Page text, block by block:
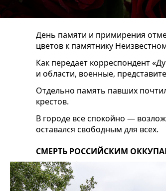
День памяти и примирения
цветов к памятнику
Как передает корреспондент
и области, военные,
Отдельно память павших
крестов.
В городе все спокойно —
оставался свободным для всех.
СМЕРТЬ РОССИЙСКИМ